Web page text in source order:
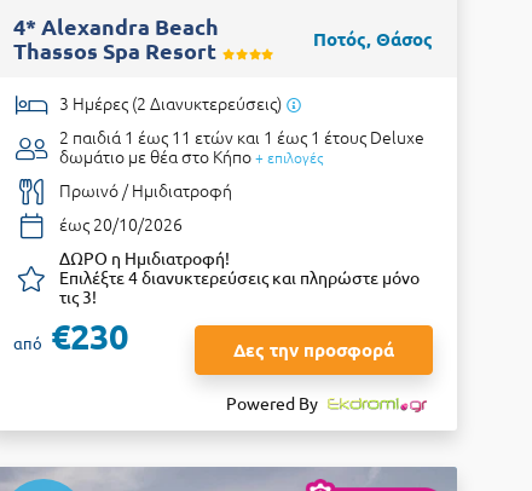
4* Alexandra Beach
Thassos Spa Resort
Ποτός, Θάσος
3 Ημέρες (2 Διανυκτερεύσεις)
2 παιδιά 1 έως 11 ετών και 1 έως 1 έτους Deluxe
δωμάτιο με θέα στο Κήπο + επιλογές
Πρωινό / Ημιδιατροφή
έως 20/10/2026
ΔΩΡΟ η Ημιδιατροφή!
Επιλέξτε 4 διανυκτερεύσεις και πληρώστε μόνο
τις 3!
από €230 Δες την προσφορά
Powered By